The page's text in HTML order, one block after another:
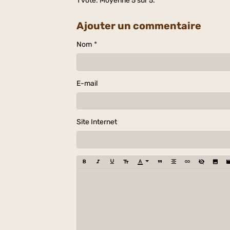
Ajouter un commentaire
Nom
E-mail
Site Internet